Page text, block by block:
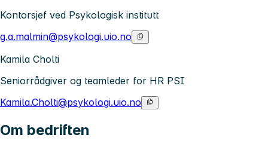
Kontorsjef ved Psykologisk institutt
g.a.malmin@psykologi.uio.no
Kamila Cholti
Seniorrådgiver og teamleder for HR PSI
Kamila.Cholti@psykologi.uio.no
Om bedriften